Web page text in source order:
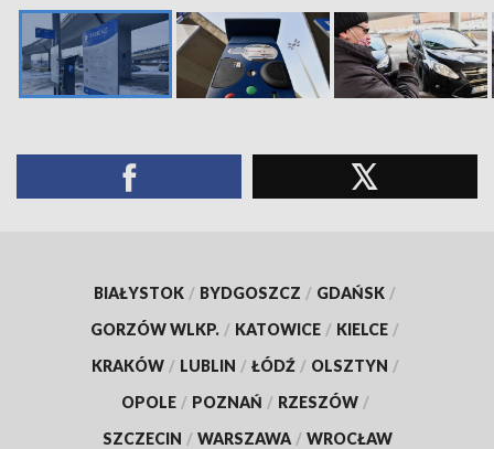
BIAŁYSTOK / BYDGOSZCZ / GDAŃSK /
GORZÓW WLKP. / KATOWICE / KIELCE /
KRAKÓW / LUBLIN / ŁÓDŹ / OLSZTYN /
OPOLE / POZNAŃ / RZESZÓW /
SZCZECIN / WARSZAWA / WROCŁAW